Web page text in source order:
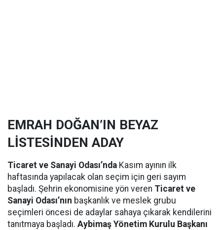
EMRAH DOĞAN’IN BEYAZ
LİSTESİNDEN ADAY
Ticaret ve Sanayi Odası’nda Kasım ayının ilk
haftasında yapılacak olan seçim için geri sayım
başladı. Şehrin ekonomisine yön veren Ticaret ve
Sanayi Odası’nın başkanlık ve meslek grubu
seçimleri öncesi de adaylar sahaya çıkarak kendilerini
tanıtmaya başladı. Aybimaş Yönetim Kurulu Başkanı